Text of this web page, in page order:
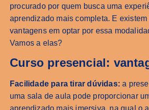
procurado por quem busca uma
aprendizado mais completa. E existem
vantagens em optar por essa
Vamos a elas?
Curso presencial:
Facilidade para tirar dúvidas: a
uma sala de aula pode proporcionar